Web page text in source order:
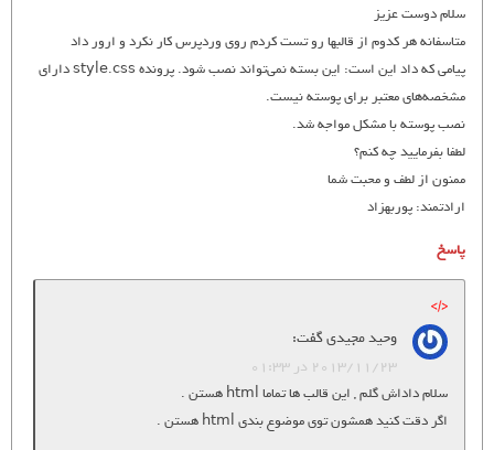
سلام دوست عزیز
متاسفانه هر کدوم از قالبها رو تست کردم روی وردپرس کار نکرد و ارور داد
پیامی که داد این است: این بسته نمی‌تواند نصب شود. پرونده style.css دارای
مشخصه‌های معتبر برای پوسته نیست.
نصب پوسته با مشکل مواجه شد.
لطفا بفرمایید چه کنم؟
ممنون از لطف و محبت شما
ارادتمند: پوربهزاد
پاسخ
وحید مجیدیگفت:
2013/11/23 در 01:33
سلام داداش گلم , این قالب ها تماما html هستن .
اگر دقت کنید همشون توی موضوع بندی html هستن .